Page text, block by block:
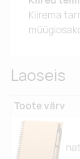
Kiirema
Laoseis
Toote värv